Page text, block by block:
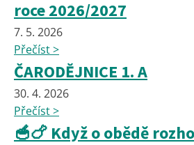
roce 2026/2027
7. 5. 2026
Přečíst >
ČARODĚJNICE 1. A
30. 4. 2026
Přečíst >
🥣🍗 Když o obědě